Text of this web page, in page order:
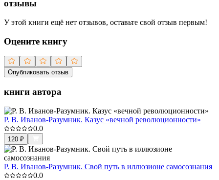
отзывы
У этой книги ещё нет отзывов, оставьте свой отзыв первым!
Оцените книгу
Опубликовать отзыв
книги автора
Р. В. Иванов-Разумник. Казус «вечной революционности»
0.0
120 ₽
Р. В. Иванов-Разумник. Свой путь в иллюзионе самосознания
0.0